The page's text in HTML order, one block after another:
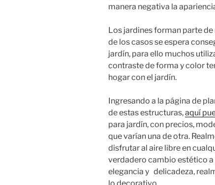
manera negativa la
Los jardines forman parte
de los casos se espera
jardín, para ello muchos
contraste de forma y color
hogar con el jardín.
Ingresando a la página de
de estas estructuras,aquí
para jardín, con precios,
que varían una de otra.
disfrutar al aire libre en
verdadero cambio estético
elegancia y delicadeza,